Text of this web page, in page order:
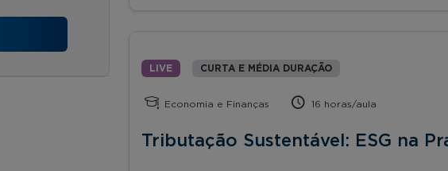
LIVE CURTA E MÉDIA DURAÇÃO
Economia e Finanças 16 horas/aula
Tributação Sustentável: ESG na